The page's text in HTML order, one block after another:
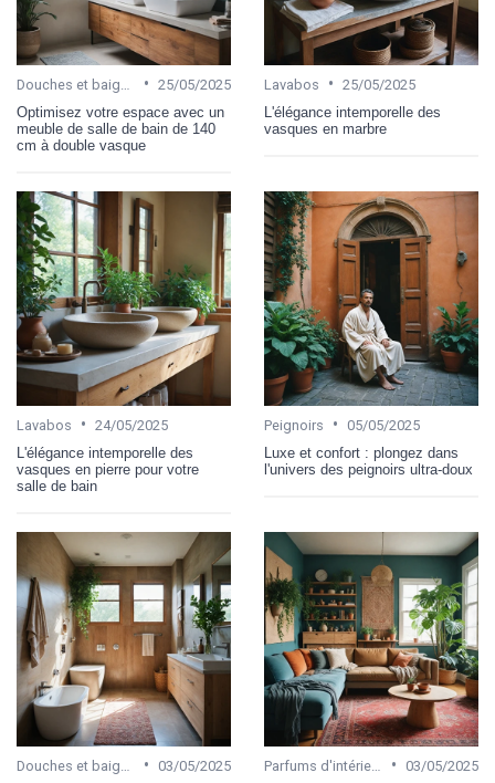
• 25/05/2025
Optimisez votre espace avec un
meuble de salle de bain de 140
cm à double vasque
Lavabos • 25/05/2025
L'élégance intemporelle des
vasques en marbre
Lavabos • 24/05/2025
L'élégance intemporelle des
vasques en pierre pour votre
salle de bain
Peignoirs • 05/05/2025
Luxe et confort : plongez dans
l'univers des peignoirs ultra-doux
• 03/05/2025
• 03/05/2025